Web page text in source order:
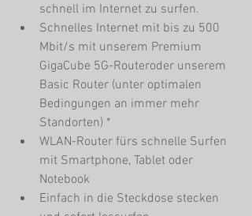
schnell im Internet zu surfen.
Schnelles Internet mit bis zu 500
Mbit/s mit unserem Premium
GigaCube 5G-Routeroder unserem
Basic Router (unter optimalen
Bedingungen an immer mehr
Standorten) *
WLAN-Router fürs schnelle Surfen
mit Smartphone, Tablet oder
Notebook
Einfach in die Steckdose stecken